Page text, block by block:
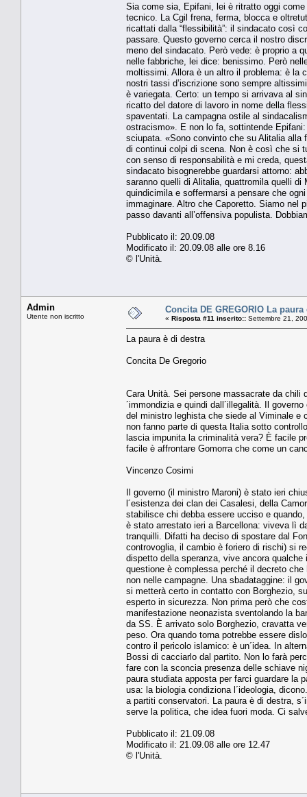
Sia come sia, Epifani, lei è ritratto oggi
tecnico. La Cgil frena, ferma, blocca e
ricattati dalla “flessibilità”: il sindacato così
passare. Questo governo cerca il nostro
meno del sindacato. Però vede: è proprio a
nelle fabbriche, lei dice: benissimo. Però
moltissimi. Allora è un altro il problema: è la
nostri tassi d’iscrizione sono sempre
è variegata. Certo: un tempo si arrivava al
ricatto del datore di lavoro in nome della
spaventati. La campagna ostile al
ostracismo». E non lo fa, sottintende
sciupata. «Sono convinto che su Alitalia alla
di continui colpi di scena. Non è così che si
con senso di responsabilità e mi creda,
sindacato bisognerebbe guardarsi attorno:
saranno quelli di Alitalia, quattromila quelli
quindicimila e soffermarsi a pensare che
immaginare. Altro che Caporetto. Siamo nel
passo davanti all’offensiva populista.
Pubblicato il: 20.09.08
Modificato il: 20.09.08 alle ore 8.16
© l'Unità.
Admin
Utente non iscritto
Concita DE GREGORIO La
« Risposta #11 inserito:: Settembre 21,
La paura è di destra
Concita De Gregorio
Cara Unità. Sei persone massacrate da chili
´immondizia e quindi dall´illegalità. Il
del ministro leghista che siede al Viminale e
non fanno parte di questa Italia sotto
lascia impunita la criminalità vera? È facile
facile è affrontare Gomorra che come un
Vincenzo Cosimi
Il governo (il ministro Maroni) è stato ieri
l´esistenza dei clan dei Casalesi, della
stabilisce chi debba essere ucciso e
è stato arrestato ieri a Barcellona: viveva lì
tranquilli. Difatti ha deciso di spostare dal
controvoglia, il cambio è foriero di rischi) si
dispetto della speranza, vive ancora
questione è complessa perché il decreto
non nelle campagne. Una sbadataggine: il
si metterà certo in contatto con Borghezio,
esperto in sicurezza. Non prima però che
manifestazione neonazista sventolando la
da SS. È arrivato solo Borghezio, cravatta
peso. Ora quando torna potrebbe essere
contro il pericolo islamico: è un´idea. In
Bossi di cacciarlo dal partito. Non lo farà
fare con la sconcia presenza delle schiave
paura studiata apposta per farci guardare la
usa: la biologia condiziona l´ideologia,
a partiti conservatori. La paura è di destra,
serve la politica, che idea fuori moda. Ci
Pubblicato il: 21.09.08
Modificato il: 21.09.08 alle ore 12.47
© l'Unità.